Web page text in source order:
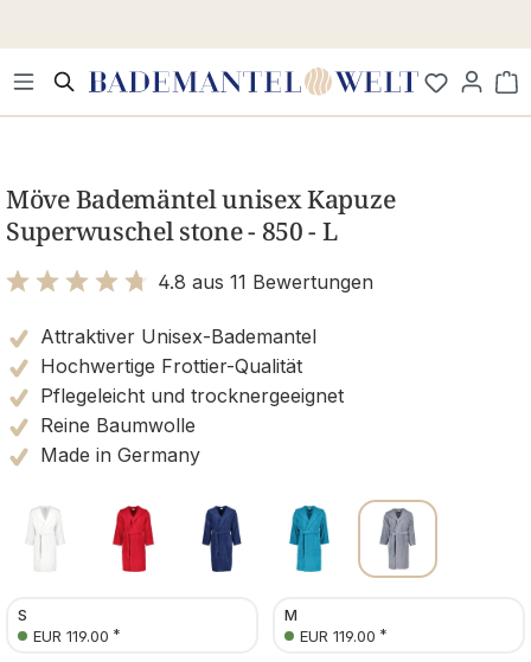
Möve Bademäntel unisex Kapuze
Superwuschel stone - 850 - L
4.8 aus 11 Bewertungen
Attraktiver Unisex-Bademantel
Hochwertige Frottier-Qualität
Pflegeleicht und trocknergeeignet
Reine Baumwolle
Made in Germany
S
EUR 119.00 *
M
EUR 119.00 *